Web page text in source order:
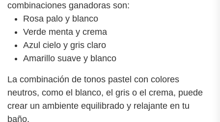
combinaciones ganadoras son:
Rosa palo y blanco
Verde menta y crema
Azul cielo y gris claro
Amarillo suave y blanco
La combinación de tonos pastel con colores
neutros, como el blanco, el gris o el crema, puede
crear un ambiente equilibrado y relajante en tu
baño.